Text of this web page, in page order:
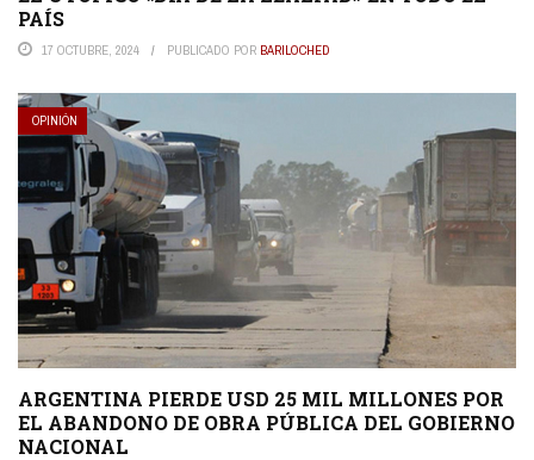
PAÍS
17 OCTUBRE, 2024 PUBLICADO POR BARILOCHED
OPINIÓN
ARGENTINA PIERDE USD 25 MIL MILLONES POR
EL ABANDONO DE OBRA PÚBLICA DEL GOBIERNO
NACIONAL